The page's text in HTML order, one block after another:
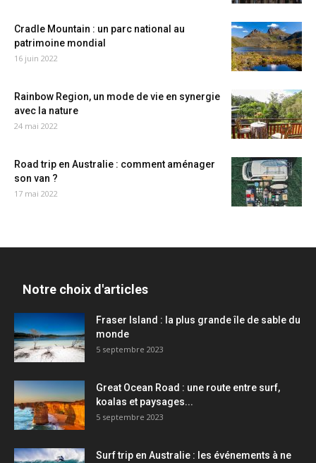
Cradle Mountain : un parc national au
patrimoine mondial
16 juin 2022
Rainbow Region, un mode de vie en synergie
avec la nature
24 mai 2022
Road trip en Australie : comment aménager
son van ?
17 mai 2022
Notre choix d'articles
Fraser Island : la plus grande île de sable du
monde
5 septembre 2023
Great Ocean Road : une route entre surf,
koalas et paysages...
5 septembre 2023
Surf trip en Australie : les événements à ne